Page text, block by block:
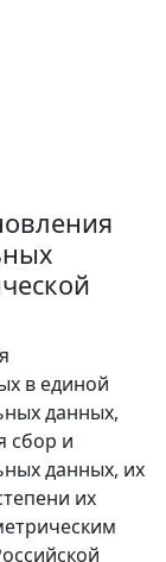
в единой
данных,
сбор и
данных, их
их